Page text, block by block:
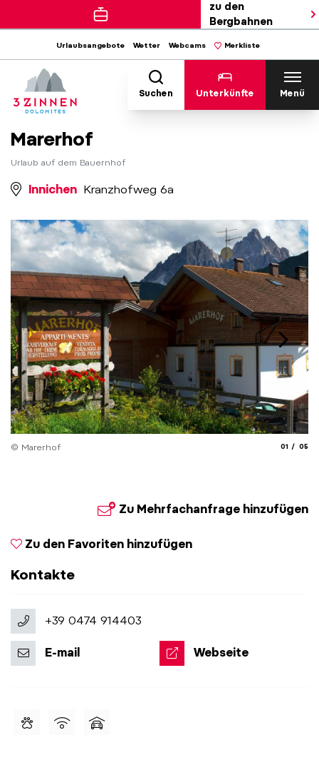
zu den
Bergbahnen
Urlaubsangebote Wetter Webcams Merkliste
Suchen Unterkünfte Menü
Marerhof
Urlaub auf dem Bauernhof
Innichen Kranzhofweg 6a
© Marerhof 01 05
Zu Mehrfachanfrage hinzufügen
Zu den Favoriten hinzufügen
Kontakte
+39 0474 914403
E-mail Webseite